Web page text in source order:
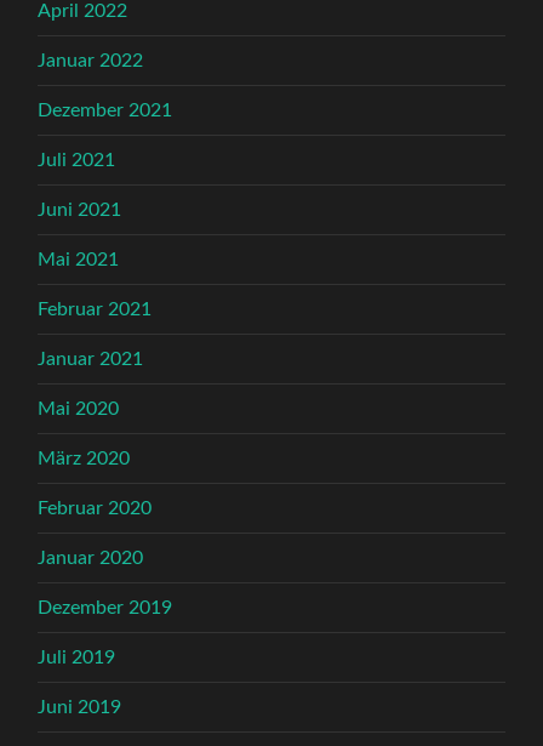
April 2022
Januar 2022
Dezember 2021
Juli 2021
Juni 2021
Mai 2021
Februar 2021
Januar 2021
Mai 2020
März 2020
Februar 2020
Januar 2020
Dezember 2019
Juli 2019
Juni 2019